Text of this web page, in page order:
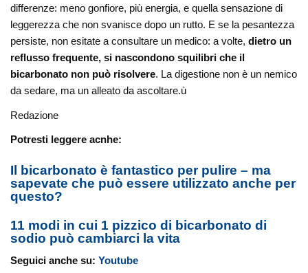
differenze: meno gonfiore, più energia, e quella sensazione di
leggerezza che non svanisce dopo un rutto. E se la pesantezza
persiste, non esitate a consultare un medico: a volte,dietro un
reflusso frequente, si nascondono squilibri che il
bicarbonato non può risolvere. La digestione non è un nemico
da sedare, ma un alleato da ascoltare.ù
Redazione
Potresti leggere acnhe:
Il bicarbonato è fantastico per pulire – ma
sapevate che può essere utilizzato anche per
questo?
11 modi in cui 1 pizzico di bicarbonato di
sodio può cambiarci la vita
Seguici anche su:Youtube